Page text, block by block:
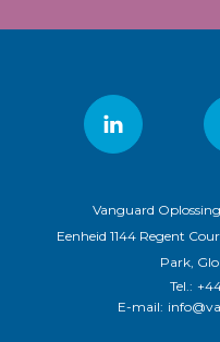
Vanguard
Eenheid 1144 Regent
Park,
Tel.:
E-mail: